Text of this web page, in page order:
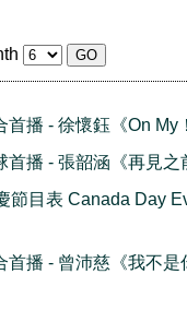
首播 - 徐懷鈺《On My
首播 - 張韶涵《再見之
節目表 Canada Day
首播 - 曾沛慈《我不是